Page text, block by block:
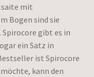
mit
Bogen sind sie
gibt es in
ein Satz in
ist Spirocore
möchte, kann den